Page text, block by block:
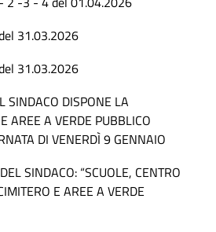
31.03.2026
31.03.2026
SINDACO DISPONE LA
AREE A VERDE PUBBLICO
DI VENERDÌ 9 GENNAIO
SINDACO: “SCUOLE, CENTRO
E AREE A VERDE